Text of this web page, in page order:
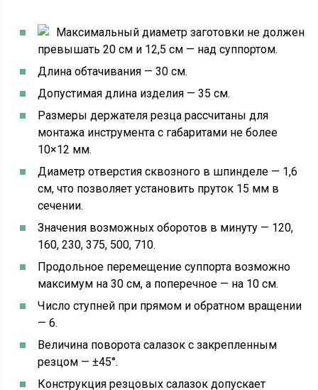
Максимальный диаметр заготовки не должен
превышать 20 см и 12,5 см — над суппортом.
Длина обтачивания — 30 см.
Допустимая длина изделия — 35 см.
Размеры держателя резца рассчитаны для
монтажа инструмента с габаритами не более
10×12 мм.
Диаметр отверстия сквозного в шпинделе — 1,6
см, что позволяет установить пруток 15 мм в
сечении.
Значения возможных оборотов в минуту — 120,
160, 230, 375, 500, 710.
Продольное перемещение суппорта возможно
максимум на 30 см, а поперечное — на 10 см.
Число ступней при прямом и обратном вращении
— 6.
Величина поворота салазок с закрепленным
резцом — ±45°.
Конструкция резцовых салазок допускает